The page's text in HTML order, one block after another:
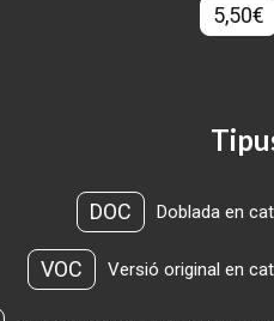
5,50€
DOC Doblada en
VOC Versió original en